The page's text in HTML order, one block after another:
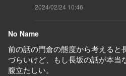
2024/02/24 10:46
No Name
前の話の門倉の態度から考えると
づらいけど、もし長坂の話が本
腹立たしい。